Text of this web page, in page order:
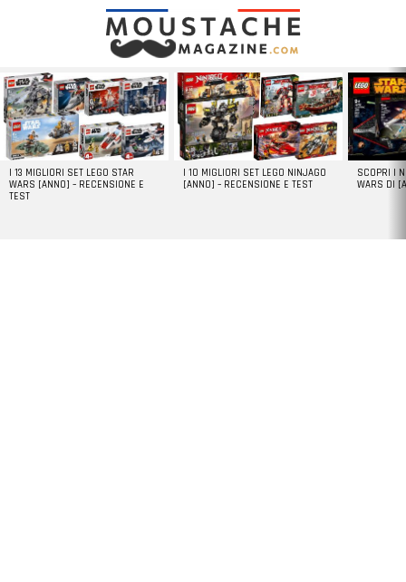
LATEST
STORIES
I 13 MIGLIORI SET LEGO STAR
WARS [ANNO] – RECENSIONE E
TEST
I 10 MIGLIORI SET LEGO NINJAGO
[ANNO] – RECENSIONE E TEST
SCOPRI I
WARS DI